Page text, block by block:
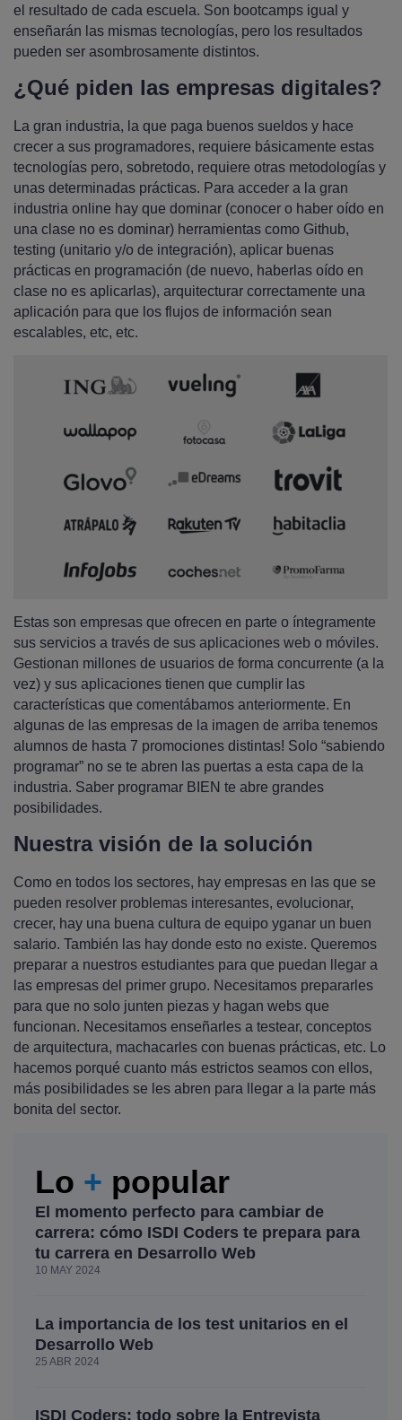
el resultado de cada escuela. Son bootcamps igual y
enseñarán las mismas tecnologías, pero los resultados
pueden ser asombrosamente distintos.
¿Qué piden las empresas digitales?
La gran industria, la que paga buenos sueldos y hace
crecer a sus programadores, requiere básicamente estas
tecnologías pero, sobretodo, requiere otras metodologías y
unas determinadas prácticas. Para acceder a la gran
industria online hay que dominar (conocer o haber oído en
una clase no es dominar) herramientas como Github,
testing (unitario y/o de integración), aplicar buenas
prácticas en programación (de nuevo, haberlas oído en
clase no es aplicarlas), arquitecturar correctamente una
aplicación para que los flujos de información sean
escalables, etc, etc.
Estas son empresas que ofrecen en parte o íntegramente
sus servicios a través de sus aplicaciones web o móviles.
Gestionan millones de usuarios de forma concurrente (a la
vez) y sus aplicaciones tienen que cumplir las
características que comentábamos anteriormente. En
algunas de las empresas de la imagen de arriba tenemos
alumnos de hasta 7 promociones distintas! Solo “sabiendo
programar” no se te abren las puertas a esta capa de la
industria. Saber programar BIEN te abre grandes
posibilidades.
Nuestra visión de la solución
Como en todos los sectores, hay empresas en las que se
pueden resolver problemas interesantes, evolucionar,
crecer, hay una buena cultura de equipo yganar un buen
salario. También las hay donde esto no existe. Queremos
preparar a nuestros estudiantes para que puedan llegar a
las empresas del primer grupo. Necesitamos prepararles
para que no solo junten piezas y hagan webs que
funcionan. Necesitamos enseñarles a testear, conceptos
de arquitectura, machacarles con buenas prácticas, etc. Lo
hacemos porqué cuanto más estrictos seamos con ellos,
más posibilidades se les abren para llegar a la parte más
bonita del sector.
Lo + popular
El momento perfecto para cambiar de
carrera: cómo ISDI Coders te prepara para
tu carrera en Desarrollo Web
10 MAY 2024
La importancia de los test unitarios en el
Desarrollo Web
25 ABR 2024
ISDI Coders: todo sobre la Entrevista